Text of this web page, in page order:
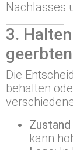
Nachlasses
3.
Die
behalten
kann